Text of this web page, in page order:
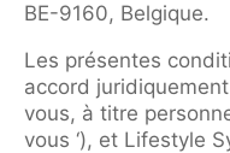
BE-9160, Belgique.
Les présentes
accord
vous, à titre
vous ‘), et Lifestyle